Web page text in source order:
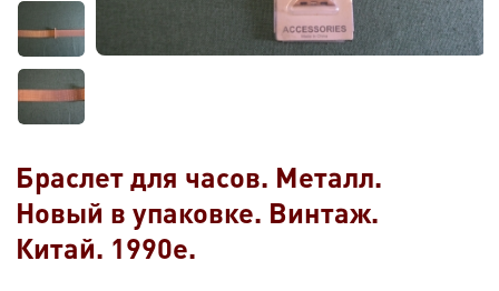
Браслет для часов. Металл.
Новый в упаковке. Винтаж.
Китай. 1990е.